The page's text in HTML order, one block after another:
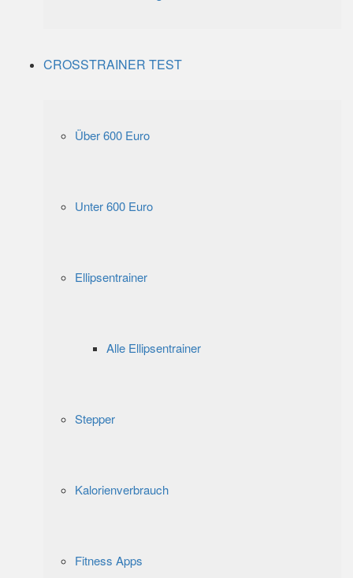
CROSSTRAINER TEST
Über 600 Euro
Unter 600 Euro
Ellipsentrainer
Alle Ellipsentrainer
Stepper
Kalorienverbrauch
Fitness Apps